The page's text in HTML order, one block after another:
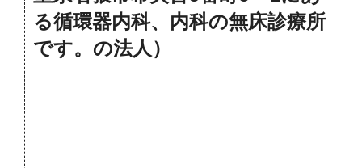
る循環器内科、内科の無床診療所
です。の法人）